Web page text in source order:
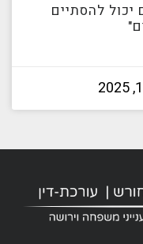
יכול להסתיים